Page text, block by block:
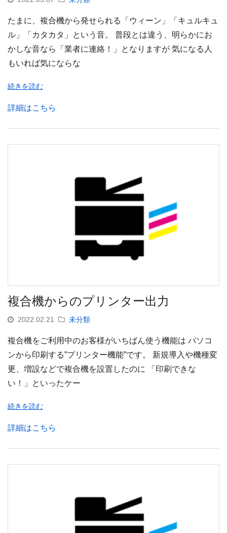
たまに、複合機から発せられる「ウィーン」「キュルキュ
ル」「カタカタ」という音。 普段とは違う、明らかにお
かしな音なら「業者に連絡！」となりますが 気になる人
もいれば気にならな
続きを読む
詳細はこちら
複合機からのプリンター出力
2022.02.21 未分類
複合機をご利用中のお客様がいちばん使う機能は パソコ
ンから印刷する”プリンター機能”です。 新規導入や機種変
更、増設などで複合機を設置したのに 「印刷できな
い！」といったケー
続きを読む
詳細はこちら